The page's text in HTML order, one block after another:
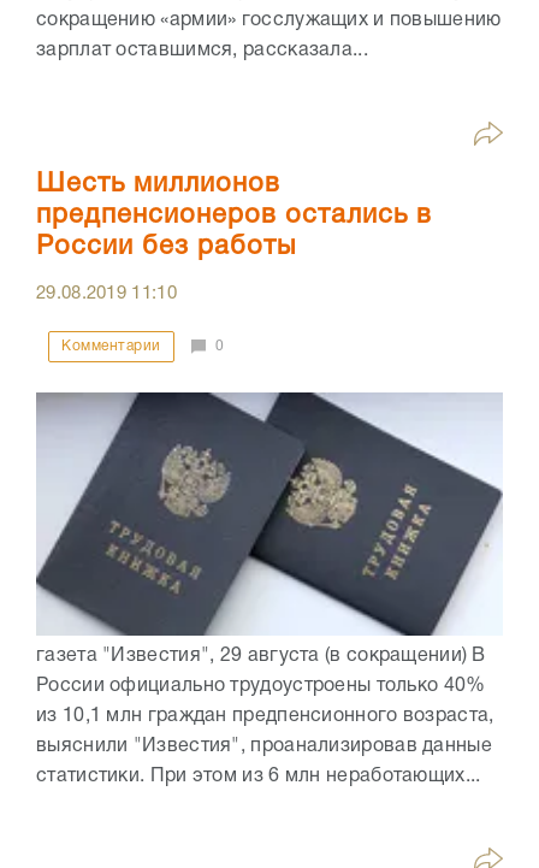
сокращению «армии» госслужащих и повышению
зарплат оставшимся, рассказала...
Шесть миллионов
предпенсионеров остались в
России без работы
29.08.2019 11:10
Комментарии 0
газета "Известия", 29 августа (в сокращении) В
России официально трудоустроены только 40%
из 10,1 млн граждан предпенсионного возраста,
выяснили "Известия", проанализировав данные
статистики. При этом из 6 млн неработающих...